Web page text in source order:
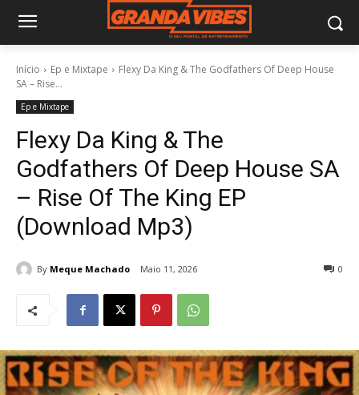
Início Ep e Mixtape
Flexy Da King & The Godfathers Of Deep House
SA – Rise...
Ep e Mixtape
Flexy Da King & The
Godfathers Of Deep House SA
– Rise Of The King EP
(Download Mp3)
By Meque Machado Maio 11, 2026 0